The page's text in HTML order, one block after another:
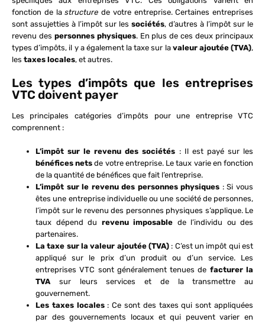
fonction de lastructure de votre entreprise. Certaines entreprises
sont assujetties à l’impôt sur les sociétés, d’autres à l’impôt sur le
revenu des personnes physiques. En plus de ces deux principaux
types d’impôts, il y a également la taxe sur la valeur ajoutée (TVA),
les taxes locales, et autres.
Les types d’impôts que les entreprises
VTC doivent payer
Les principales catégories d’impôts pour une entreprise VTC
comprennent :
L’impôt sur le revenu des sociétés : Il est payé sur les
bénéfices nets de votre entreprise. Le taux varie en fonction
de la quantité de bénéfices que fait l’entreprise.
L’impôt sur le revenu des personnes physiques : Si vous
êtes une entreprise individuelle ou une société de personnes,
l’impôt sur le revenu des personnes physiques s’applique. Le
taux dépend du revenu imposable de l’individu ou des
partenaires.
La taxe sur la valeur ajoutée (TVA) : C’est un impôt qui est
appliqué sur le prix d’un produit ou d’un service. Les
entreprises VTC sont généralement tenues de facturer la
TVA sur leurs services et de la transmettre au
gouvernement.
Les taxes locales: Ce sont des taxes qui sont appliquées
par des gouvernements locaux et qui peuvent varier en